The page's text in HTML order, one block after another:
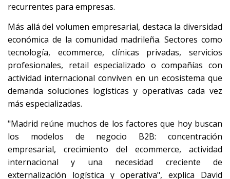
recurrentes para empresas.
Más allá del volumen empresarial, destaca la diversidad
económica de la comunidad madrileña. Sectores como
tecnología, ecommerce, clínicas privadas, servicios
profesionales, retail especializado o compañías con
actividad internacional conviven en un ecosistema que
demanda soluciones logísticas y operativas cada vez
más especializadas.
"Madrid reúne muchos de los factores que hoy buscan
los modelos de negocio B2B: concentración
empresarial, crecimiento del ecommerce, actividad
internacional y una necesidad creciente de
externalización logística y operativa", explica David